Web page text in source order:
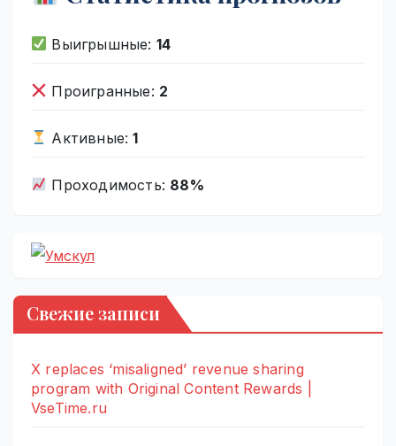
Выигрышные: 14
Проигранные: 2
Активные:1
Проходимость: 88%
Свежие записи
X replaces ‘misaligned’ revenue sharing
program with Original Content Rewards |
VseTime.ru